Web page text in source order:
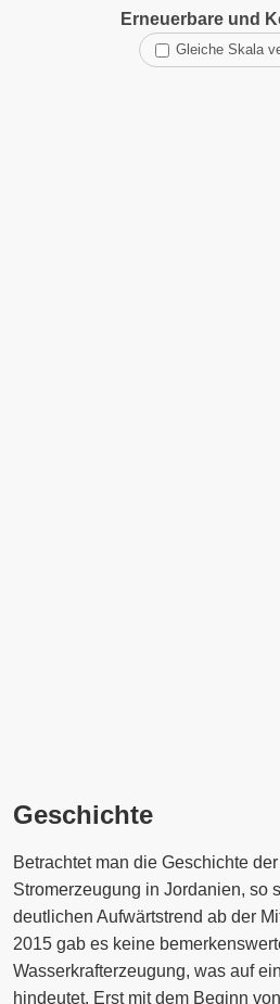
Erneuerbare und
Gleiche Skala
Geschichte
Betrachtet man die Geschichte
Stromerzeugung in Jordanien, so
deutlichen Aufwärtstrend ab der
2015 gab es keine
Wasserkrafterzeugung, was auf
hindeutet. Erst mit dem Beginn